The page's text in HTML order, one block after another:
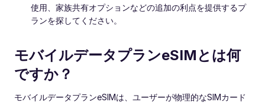
使用、家族共有オプションなどの追加の利点を提供するプ
ランを探してください。
モバイルデータプランeSIMとは何
ですか？
モバイルデータプランeSIMは、ユーザーが物理的なSIMカード